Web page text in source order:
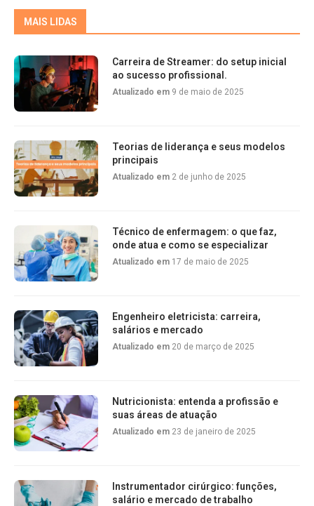
MAIS LIDAS
Carreira de Streamer: do setup inicial
ao sucesso profissional.
Atualizado em 9 de maio de 2025
Teorias de liderança e seus modelos
principais
Atualizado em 2 de junho de 2025
Técnico de enfermagem: o que faz,
onde atua e como se especializar
Atualizado em 17 de maio de 2025
Engenheiro eletricista: carreira,
salários e mercado
Atualizado em 20 de março de 2025
Nutricionista: entenda a profissão e
suas áreas de atuação
Atualizado em 23 de janeiro de 2025
Instrumentador cirúrgico: funções,
salário e mercado de trabalho